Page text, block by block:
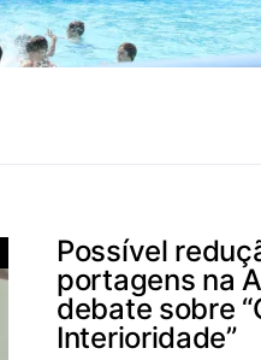
Possível
portagens na
debate sobre
Interioridade”